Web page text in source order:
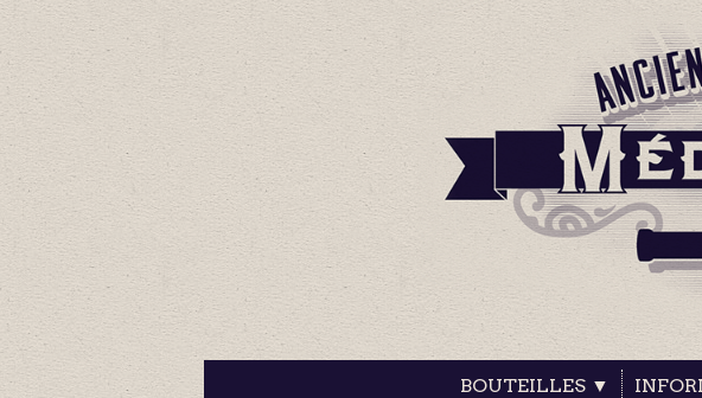
BOUTEILLES ▼